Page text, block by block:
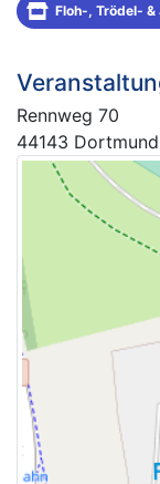
Floh-, Trödel-
Rennweg 70
44143 Dortmund